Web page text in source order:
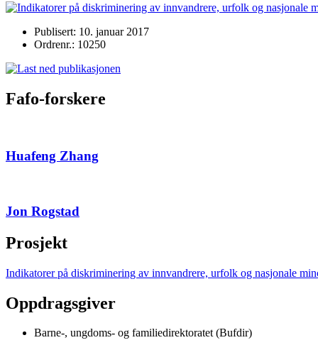
Publisert: 10. januar 2017
Ordrenr.: 10250
Fafo-forskere
Huafeng Zhang
Jon Rogstad
Prosjekt
Indikatorer på diskriminering av innvandrere, urfolk og nasjonale
Oppdragsgiver
Barne-, ungdoms- og familiedirektoratet (Bufdir)